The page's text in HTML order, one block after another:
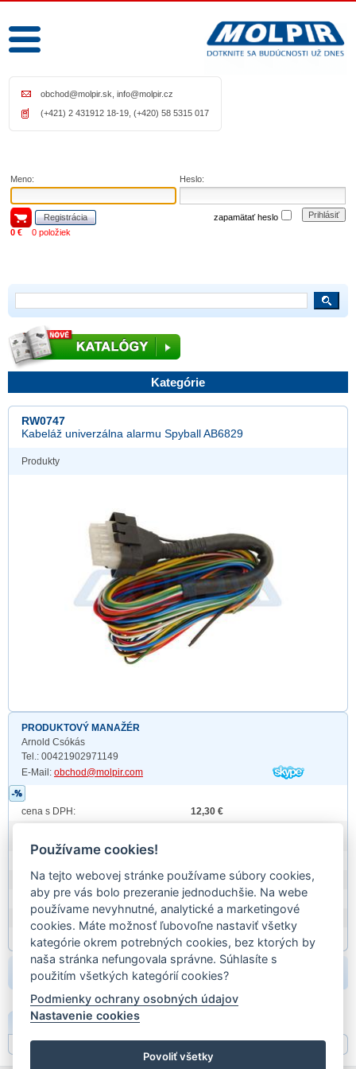
obchod@molpir.sk info@molpir.cz
(+421) 2 431912 18-19, (+420) 58 5315 017
Meno: Heslo:
Registrácia Prihlásiť
zapamätať heslo
0 € 0 položiek
Kategórie
RW0747
Kabeláž univerzálna alarmu Spyball AB6829
Produkty
PRODUKTOVÝ MANAŽÉR
Arnold Csókás
Tel.: 00421902971149
E-Mail: obchod@molpir.com
cena s DPH: 12,30 €
záruka:
24 mesiacov
hmotnosť:
0,15
EAN:
Partn. kódy:
POPIS
Používame cookies!
Na tejto webovej stránke používame súbory cookies,
aby pre vás bolo prezeranie jednoduchšie. Na webe
používame nevyhnutné, analytické a marketingové
cookies. Máte možnosť ľubovoľne nastaviť všetky
kategórie okrem potrebných cookies, bez ktorých by
naša stránka nefungovala správne. Súhlasíte s
použitím všetkých kategórií cookies?
Podmienky ochrany osobných údajov
Nastavenie cookies
Povoliť všetky